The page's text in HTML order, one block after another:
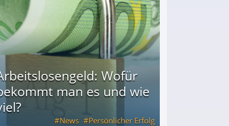
Wofür
man es und wie
News Persönlicher Erfolg